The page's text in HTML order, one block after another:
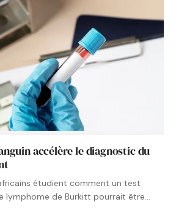
accélère le diagnostic du
étudient comment un test
lymphome de Burkitt pourrait être